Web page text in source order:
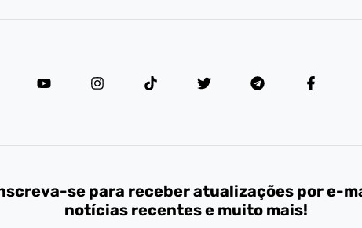
se para receber atualizações por e-
notícias recentes e muito mais!